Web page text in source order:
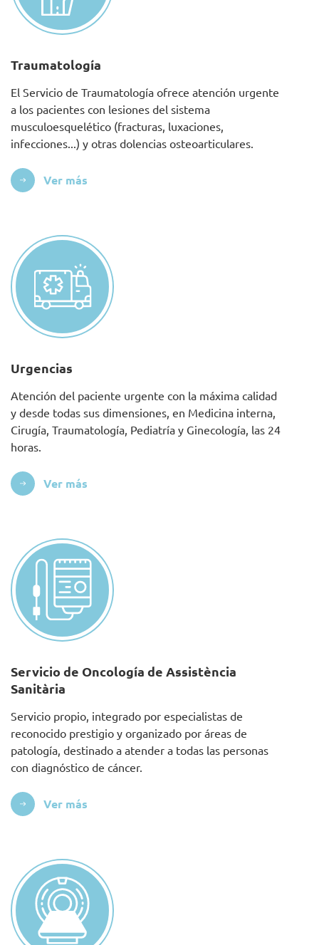
Traumatología
El Servicio de Traumatología ofrece atención urgente
a los pacientes con lesiones del sistema
musculoesquelético (fracturas, luxaciones,
infecciones...) y otras dolencias osteoarticulares.
Ver más
Urgencias
Atención del paciente urgente con la máxima calidad
y desde todas sus dimensiones, en Medicina interna,
Cirugía, Traumatología, Pediatría y Ginecología, las 24
horas.
Ver más
Servicio de Oncología de Assistència
Sanitària
Servicio propio, integrado por especialistas de
reconocido prestigio y organizado por áreas de
patología, destinado a atender a todas las personas
con diagnóstico de cáncer.
Ver más